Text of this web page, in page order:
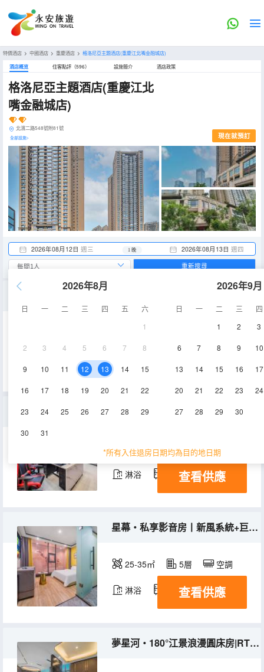
特價酒店 > 中國酒店 > 重慶酒店 > 格洛尼亞主題酒店(重慶江北嘴金融城店)
酒店概览 住客點評（596） 設施簡介 酒店政策
格洛尼亞主題酒店(重慶江北
嘴金融城店)
北濱二路548號附81號
全部設施> 現在就預訂
2026年08月12日 週三 2026年08月13日 週四
1 晚
2026年8月
日 一 二 三 四 五
六
1
2 3 4 5 6 7 8
9 10 11 12 13 14 15
16 17 18 19 20 21 22
23 24 25 26 27 28 29
30 31
2026年9月
日 一 二 三
四
1
2 3
6 7 8 9 10
13 14 15 16 17
20 21 22 23 24
27 28 29 30
*所有入住退房日期均為目的地日期
重新搜尋
40-50㎡ 空調
60-80㎡ 5層 空調
淋浴 冰箱查看供應
星幕・私享影音房丨新風系統+巨幕|影視VIP+奢眠床品
25-35㎡ 5層 空調
淋浴 冰箱查看供應
夢星河・180°江景浪漫圓床房|RTX5060+14代cpu+深泡浴缸